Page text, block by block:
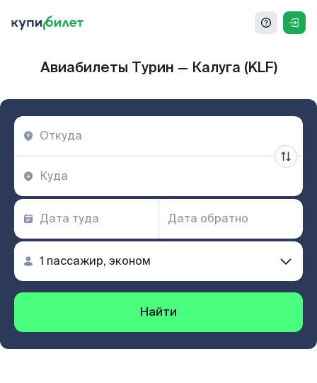
Авиабилеты Турин — Калуга (KLF)
Найти